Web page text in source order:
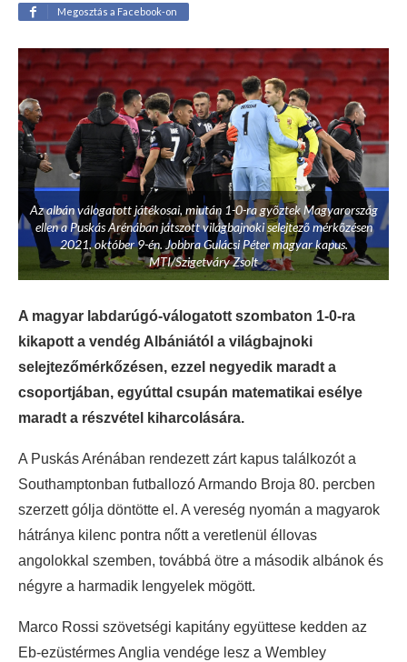
Megosztás a Facebook-on
Az albán válogatott játékosai, miután 1-0-ra gyõztek Magyarország
ellen a Puskás Arénában játszott világbajnoki selejtezõ mérkõzésen
2021. október 9-én. Jobbra Gulácsi Péter magyar kapus.
MTI/Szigetváry Zsolt
A magyar labdarúgó-válogatott szombaton 1-0-ra
kikapott a vendég Albániától a világbajnoki
selejtezőmérkőzésen, ezzel negyedik maradt a
csoportjában, egyúttal csupán matematikai esélye
maradt a részvétel kiharcolására.
A Puskás Arénában rendezett zárt kapus találkozót a
Southamptonban futballozó Armando Broja 80. percben
szerzett gólja döntötte el. A vereség nyomán a magyarok
hátránya kilenc pontra nőtt a veretlenül éllovas
angolokkal szemben, továbbá ötre a második albánok és
négyre a harmadik lengyelek mögött.
Marco Rossi szövetségi kapitány együttese kedden az
Eb-ezüstérmes Anglia vendége lesz a Wembley